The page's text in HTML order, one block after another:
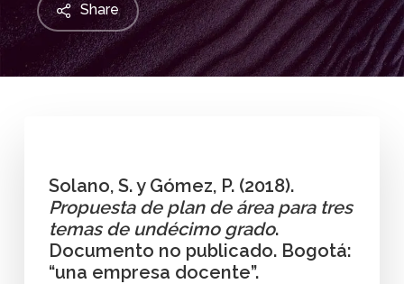
Share
Solano, S. y Gómez, P. (2018).
Propuesta de plan de área para tres
temas de undécimo grado.
Documento no publicado. Bogotá:
“una empresa docente”.